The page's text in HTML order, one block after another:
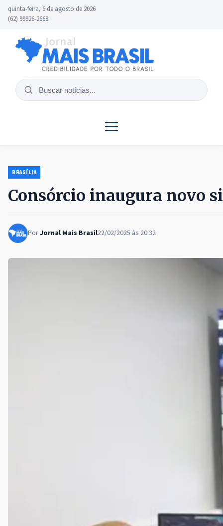
quinta-feira, 6 de agosto de 2026
(62) 99926-2668
Buscar
BRASÍLIA
Consórcio inaugura novo
PorJornal Mais Brasil22/02/2025 às 20:32